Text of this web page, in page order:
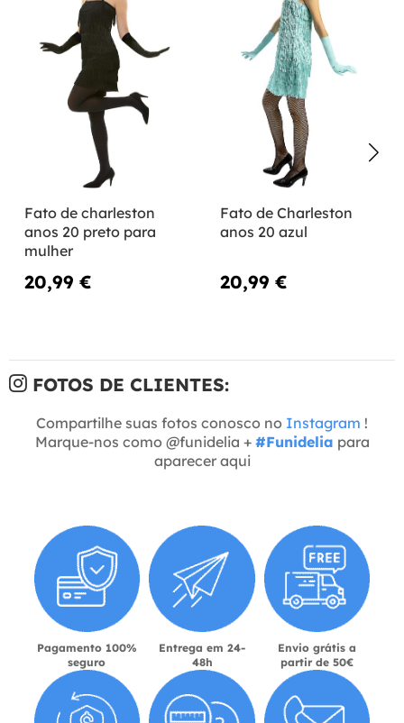
Fato de charleston
anos 20 preto para
mulher
20,99 €
Fato de Charleston
anos 20 azul
20,99 €
FOTOS DE CLIENTES:
Compartilhe suas fotos conosco no Instagram !
Marque-nos como @funidelia + #Funidelia para
aparecer aqui
Pagamento 100%
seguro
Entrega em 24-
48h
Envio grátis a
partir de 50€